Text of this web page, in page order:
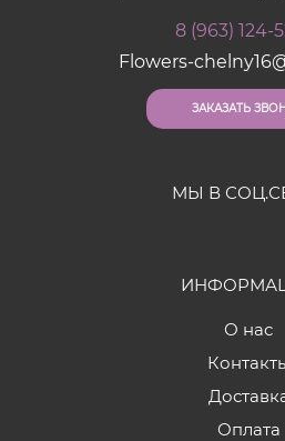
8 (963) 124-
Flowers-
ЗАКАЗАТЬ
МЫ В
О нас
Оплата